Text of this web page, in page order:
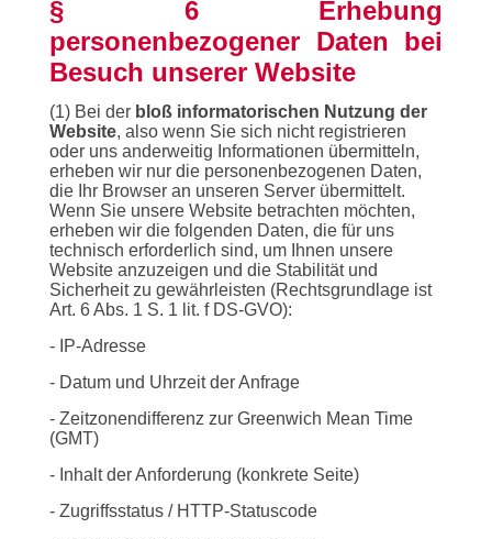
§ 6 Erhebung
personenbezogener Daten bei
Besuch unserer Website
(1) Bei der bloß informatorischen Nutzung der
Website, also wenn Sie sich nicht registrieren
oder uns anderweitig Informationen übermitteln,
erheben wir nur die personenbezogenen Daten,
die Ihr Browser an unseren Server übermittelt.
Wenn Sie unsere Website betrachten möchten,
erheben wir die folgenden Daten, die für uns
technisch erforderlich sind, um Ihnen unsere
Website anzuzeigen und die Stabilität und
Sicherheit zu gewährleisten (Rechtsgrundlage ist
Art. 6 Abs. 1 S. 1 lit. f DS-GVO):
- IP-Adresse
- Datum und Uhrzeit der Anfrage
- Zeitzonendifferenz zur Greenwich Mean Time
(GMT)
- Inhalt der Anforderung (konkrete Seite)
- Zugriffsstatus / HTTP-Statuscode